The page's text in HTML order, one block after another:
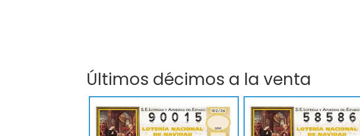
Últimos décimos a la venta